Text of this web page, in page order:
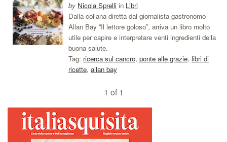
by Nicola Sprelli in Libri
Dalla collana diretta dal giornalista gastronomo
Allan Bay “Il lettore goloso”, arriva un libro molto
utile per capire e interpretare venti ingredienti della
buona salute.
Tag: ricerca sul cancro, ponte alle grazie, libri di
ricette, allan bay
1 of 1